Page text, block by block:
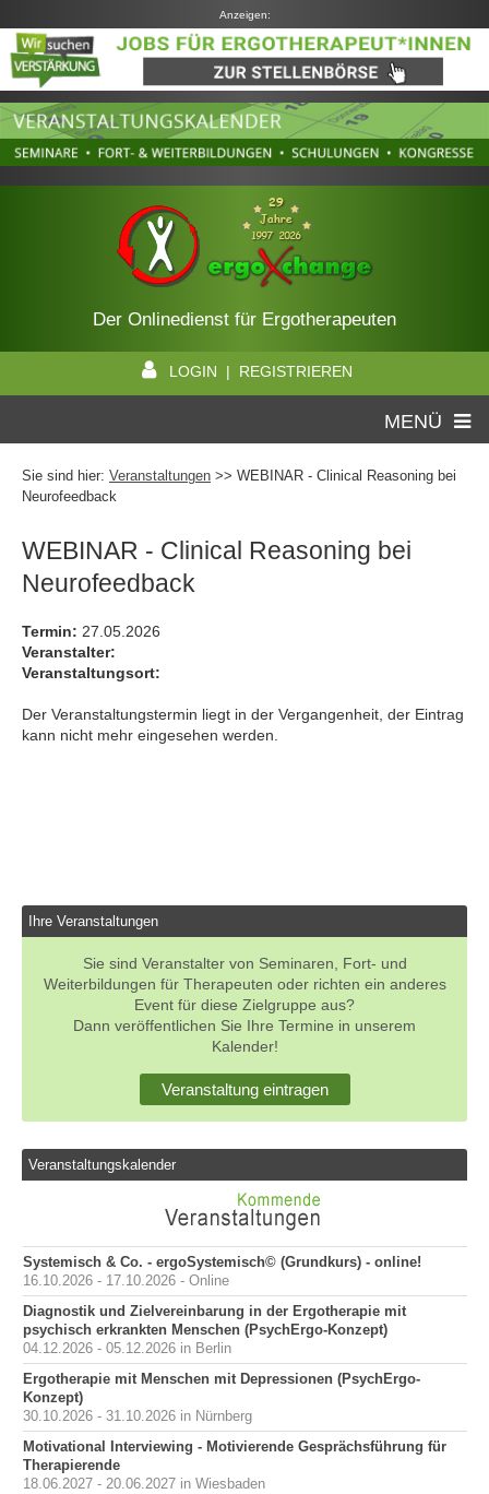
Anzeigen:
Der Onlinedienst für Ergotherapeuten
LOGIN | REGISTRIEREN
MENÜ
Sie sind hier: Veranstaltungen >> WEBINAR - Clinical Reasoning bei
Neurofeedback
WEBINAR - Clinical Reasoning bei
Neurofeedback
Termin: 27.05.2026
Veranstalter:
Veranstaltungsort:
Der Veranstaltungstermin liegt in der Vergangenheit, der Eintrag
kann nicht mehr eingesehen werden.
Ihre Veranstaltungen
Sie sind Veranstalter von Seminaren, Fort- und
Weiterbildungen für Therapeuten oder richten ein anderes
Event für diese Zielgruppe aus?
Dann veröffentlichen Sie Ihre Termine in unserem
Kalender!
Veranstaltung eintragen
Veranstaltungskalender
Systemisch & Co. - ergoSystemisch© (Grundkurs) - online!
16.10.2026 - 17.10.2026 - Online
Diagnostik und Zielvereinbarung in der Ergotherapie mit
psychisch erkrankten Menschen (PsychErgo-Konzept)
04.12.2026 - 05.12.2026 in Berlin
Ergotherapie mit Menschen mit Depressionen (PsychErgo-
Konzept)
30.10.2026 - 31.10.2026 in Nürnberg
Motivational Interviewing - Motivierende Gesprächsführung für
Therapierende
18.06.2027 - 20.06.2027 in Wiesbaden